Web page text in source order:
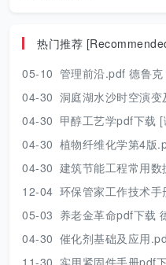
热门推荐
05-10 管理前沿.pdf 德鲁克
04-30 洞庭湖水沙时空演变及其对水
04-30 甲醇工艺学pdf下载
04-30 植物纤维化学第4版
04-30 建筑节能工程常用数据
12-04 环保管家工作技术
05-03 养老金革命pdf下载
04-30 催化剂基础及应用.pdf下
11-30 实用紧固件手册pdf